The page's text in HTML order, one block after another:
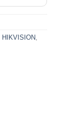
HIKVISION,